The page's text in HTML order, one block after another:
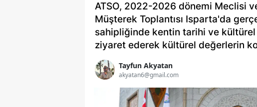
ATSO, 2022-2026 dönemi Meclisi
Müşterek Toplantısı Isparta'da
sahipliğinde kentin tarihi ve kültürel
ziyaret ederek kültürel değerlerin
Tayfun Akyatan
akyatan6@gmail.com